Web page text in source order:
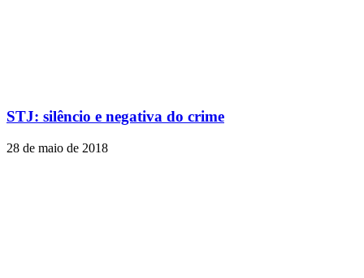
STJ: silêncio e negativa do crime
28 de maio de 2018